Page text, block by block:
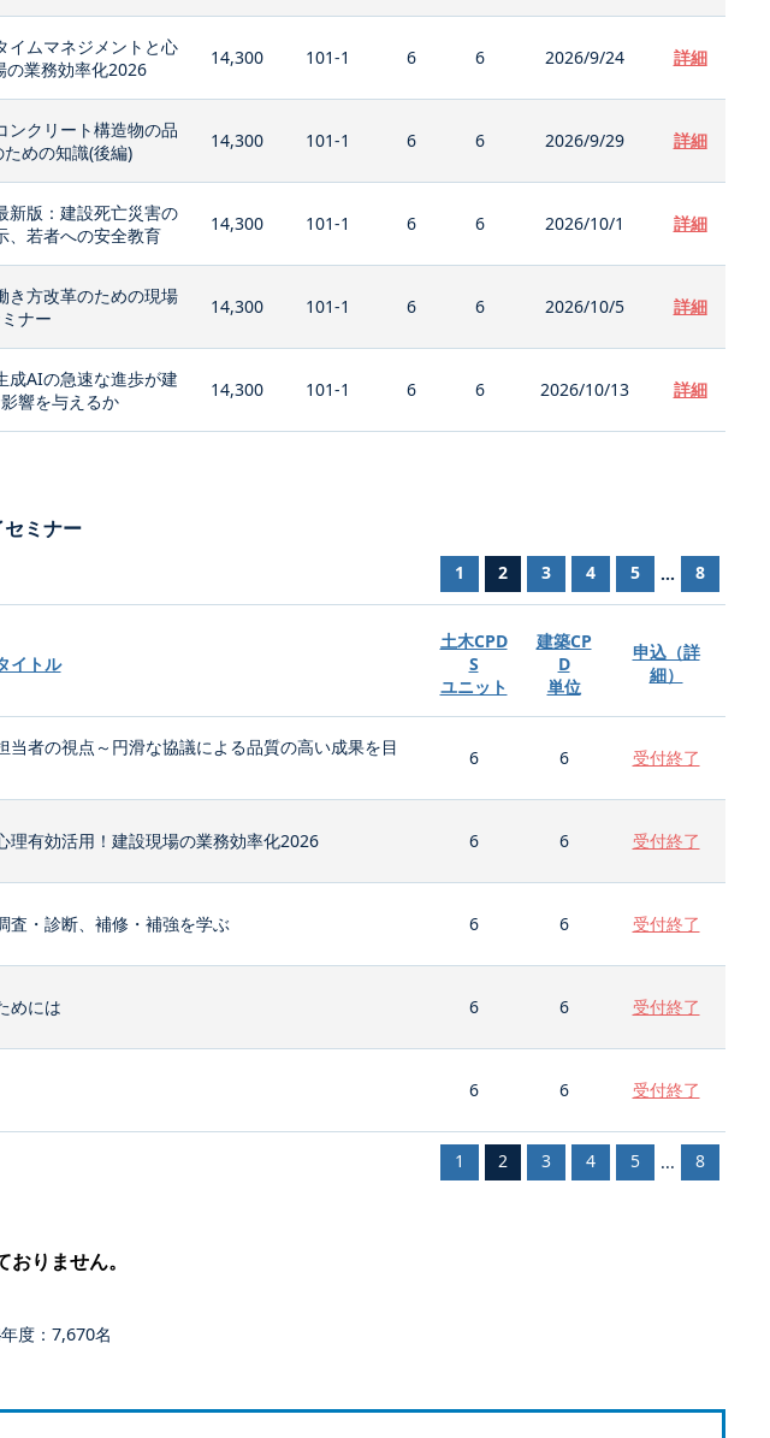
イムマネジメントと心
の業務効率化2026
14,300 101-1 6 6 2026/9/24 詳細
ンクリート構造物の品
めの知識(後編)
14,300 101-1 6 6 2026/9/29 詳細
新版：建設死亡災害の
、若者への安全教育
14,300 101-1 6 6 2026/10/1 詳細
き方改革のための現場
ナー
14,300 101-1 6 6 2026/10/5 詳細
成AIの急速な進歩が建
響を与えるか
14,300 101-1 6 6 2026/10/13 詳細
ミナー
1 2 3 4 5 ... 8
イトル
土木CPD
S
ユニット
建築CP
D
単位
申込（詳
細）
当者の視点～円滑な協議による品質の高い成果を目
6 6 受付終了
理有効活用！建設現場の業務効率化2026 6 6 受付終了
査・診断、補修・補強を学ぶ 6 6 受付終了
めには 6 6 受付終了
6 6 受付終了
1 2 3 4 5 ... 8
りません。
：7,670名